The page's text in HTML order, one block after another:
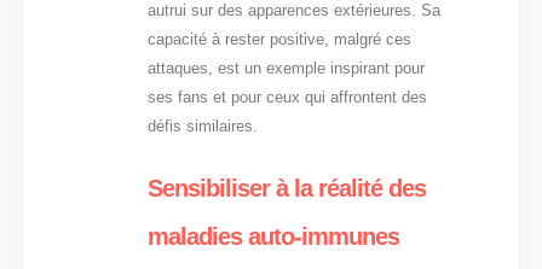
autrui sur des apparences extérieures. Sa
capacité à rester positive, malgré ces
attaques, est un exemple inspirant pour
ses fans et pour ceux qui affrontent des
défis similaires.
Sensibiliser à la réalité des
maladies auto-immunes